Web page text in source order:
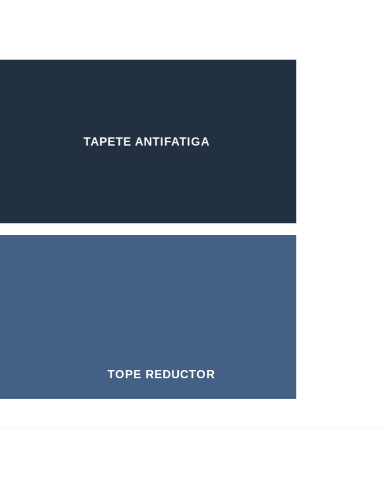
TAPETE ANTIFATIGA
TOPE REDUCTOR